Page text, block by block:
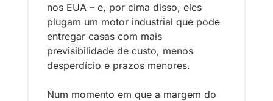
nos EUA – e, por cima disso, eles
plugam um motor industrial que pode
entregar casas com mais
previsibilidade de custo, menos
desperdício e prazos menores.
Num momento em que a margem do